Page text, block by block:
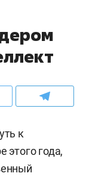
к
этого года,